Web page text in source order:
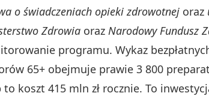
o świadczeniach opieki zdrowotnej oraz
Zdrowia oraz Narodowy Fundusz
programu. Wykaz
65+ obejmuje prawie 3 800
to koszt 415 mln zł rocznie. To